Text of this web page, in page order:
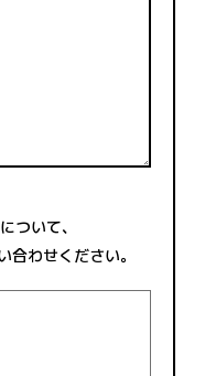
ついて、
わせください。